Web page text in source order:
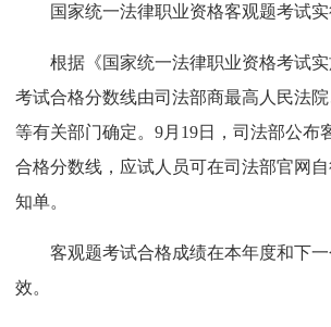
国家统一法律职业资格客观题考试实
根据《国家统一法律职业资格考试
考试合格分数线由司法部商最高人民法
等有关部门确定。9月19日，司法部公布
合格分数线，应试人员可在司法部官网
知单。
客观题考试合格成绩在本年度和下
效。